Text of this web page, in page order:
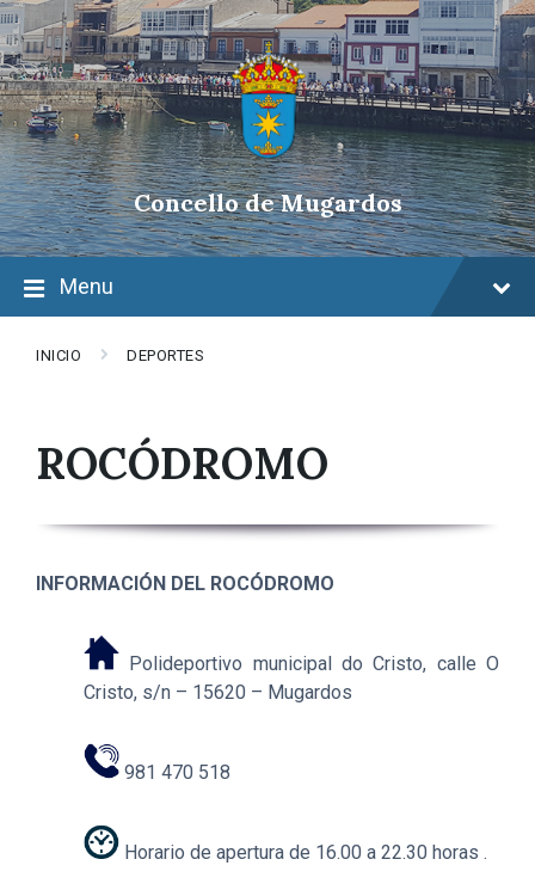
Skip
to
content
Skip
to
main
navigation
Skip
to
footer
Concello de Mugardos
Menu
INICIO DEPORTES
ROCÓDROMO
INFORMACIÓN DEL ROCÓDROMO
Polideportivo municipal do Cristo, calle O
Cristo, s/n – 15620 – Mugardos
981 470 518
Horario de apertura de 16.00 a 22.30 horas .